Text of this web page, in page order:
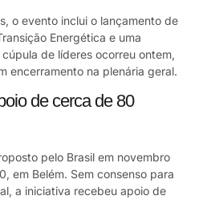
o evento inclui o lançamento de
Energética e uma
de líderes ocorreu ontem,
encerramento na plenária geral.
de cerca de 80
pelo Brasil em novembro
em Belém. Sem consenso para
a iniciativa recebeu apoio de